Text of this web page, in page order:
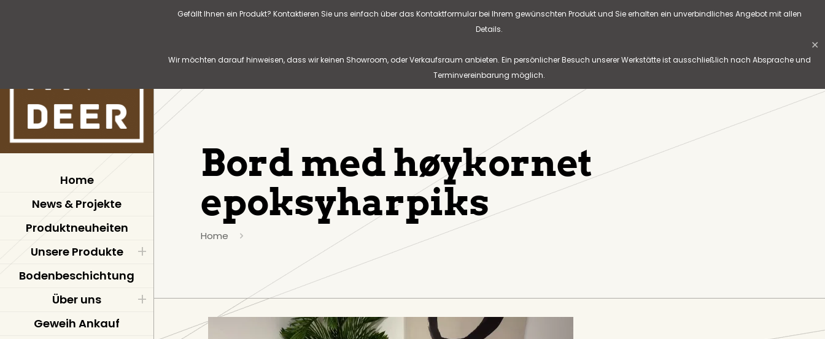
Gefällt Ihnen ein Produkt? Kontaktieren Sie uns einfach über das Kontaktformular bei Ihrem gewünschten Produkt und Sie erhalten ein unverbindliches Angebot mit allen
Details.
Wir möchten darauf hinweisen, dass wir keinen Showroom, oder Verkaufsraum anbieten. Ein persönlicher Besuch unserer Werkstätte ist ausschließlich nach Absprache und
Terminvereinbarung möglich.
✕
Home
News & Projekte
Produktneuheiten
Unsere Produkte
Bodenbeschichtung
Über uns
Geweih Ankauf
Bord med høykornet
epoksyharpiks
Home